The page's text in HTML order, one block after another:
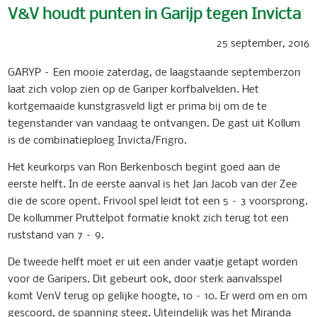
V&V houdt punten in Garijp tegen Invicta
25 september, 2016
GARYP – Een mooie zaterdag, de laagstaande septemberzon
laat zich volop zien op de Gariper korfbalvelden. Het
kortgemaaide kunstgrasveld ligt er prima bij om de te
tegenstander van vandaag te ontvangen. De gast uit Kollum
is de combinatieploeg Invicta/Frigro.
Het keurkorps van Ron Berkenbosch begint goed aan de
eerste helft. In de eerste aanval is het Jan Jacob van der Zee
die de score opent. Frivool spel leidt tot een 5 – 3 voorsprong.
De kollummer Pruttelpot formatie knokt zich terug tot een
ruststand van 7 – 9.
De tweede helft moet er uit een ander vaatje getapt worden
voor de Garipers. Dit gebeurt ook, door sterk aanvalsspel
komt VenV terug op gelijke hoogte, 10 – 10. Er werd om en om
gescoord, de spanning steeg. Uiteindelijk was het Miranda